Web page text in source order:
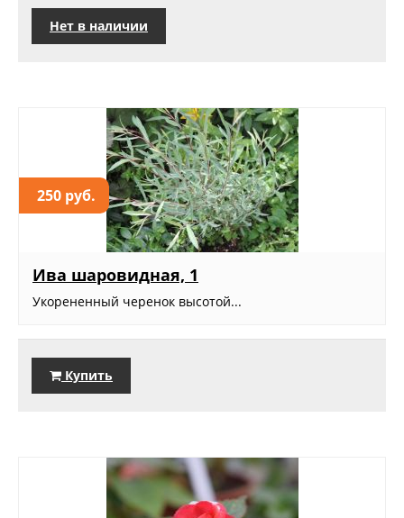
Нет в наличии
250 руб.
Ива шаровидная, 1
Укорененный черенок высотой...
Купить